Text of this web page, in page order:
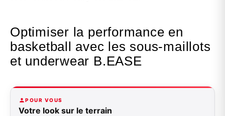
Optimiser la performance en
basketball avec les sous-maillots
et underwear B.EASE
POUR VOUS
Votre look sur le terrain